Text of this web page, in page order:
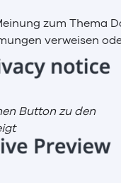
zum Thema
verweisen